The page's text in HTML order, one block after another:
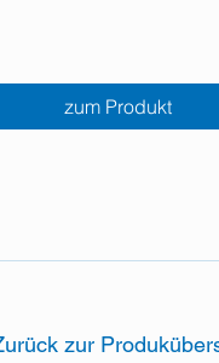
zum Produkt
zur